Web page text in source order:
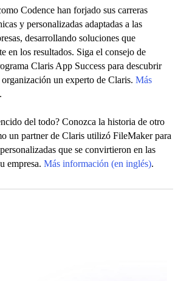
Codence han forjado sus carreras
y personalizadas adaptadas a las
desarrollando soluciones que
en los resultados. Siga el consejo de
Claris App Success para descubrir
un experto de Claris. Más
.
del todo? Conozca la historia de otro
un partner de Claris utilizó FileMaker para
que se convirtieron en las
empresa. Más información (en inglés).